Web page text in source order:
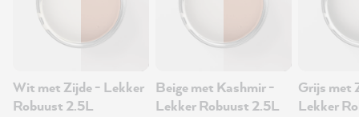
Wit met Zijde - Lekker
Robuust 2.5L
Beige met Kashmir -
Lekker Robuust 2.5L
Grijs met
Lekker